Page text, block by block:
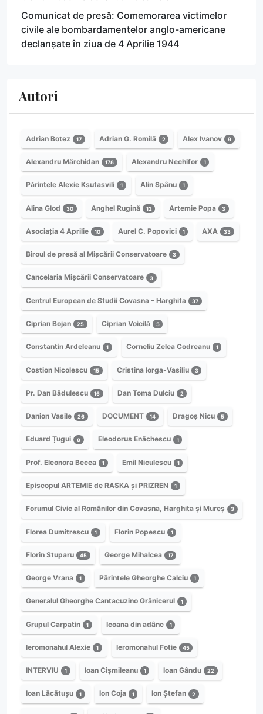
Comunicat de presă: Comemorarea victimelor
civile ale bombardamentelor anglo-americane
declanșate în ziua de 4 Aprilie 1944
Autori
Adrian Botez 17 Adrian G. Romilă 2 Alex Ivanov 9
Alexandru Mărchidan 178 Alexandru Nechifor 1
Părintele Alexie Ksutasvili 1 Alin Spânu 1
Alina Glod 30 Anghel Rugină 12 Artemie Popa 3
Asociația 4 Aprilie 10 Aurel C. Popovici 1 AXA 33
Biroul de presă al Mișcării Conservatoare 3
Cancelaria Mișcării Conservatoare 3
Centrul European de Studii Covasna – Harghita 37
Ciprian Bojan 25 Ciprian Voicilă 5
Constantin Ardeleanu 1 Corneliu Zelea Codreanu 1
Costion Nicolescu 15 Cristina Iorga-Vasiliu 3
Pr. Dan Bădulescu 16 Dan Toma Dulciu 2
Danion Vasile 26 DOCUMENT 14 Dragoș Nicu 5
Eduard Țugui 8 Eleodorus Enăchescu 1
Prof. Eleonora Becea 1 Emil Niculescu 1
Episcopul ARTEMIE de RASKA și PRIZREN 1
Forumul Civic al Românilor din Covasna, Harghita și Mureș 3
Florea Dumitrescu 1 Florin Popescu 1
Florin Stuparu 45 George Mihalcea 17
George Vrana 1 Părintele Gheorghe Calciu 1
Generalul Gheorghe Cantacuzino Grănicerul 1
Grupul Carpatin 1 Icoana din adânc 1
Ieromonahul Alexie 1 Ieromonahul Fotie 45
INTERVIU 1 Ioan Cișmileanu 1 Ioan Gându 22
Ioan Lăcătușu 1 Ion Coja 1 Ion Ștefan 2